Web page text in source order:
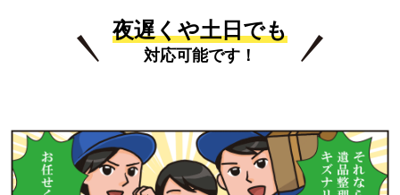
夜遅くや土日でも
対応可能です！